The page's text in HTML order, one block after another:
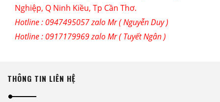
Nghiệp, Q Ninh Kiều, Tp Cần Thơ.
Hotline : 0947495057 zalo Mr ( Nguyễn Duy )
Hotline : 0917179969 zalo Mr ( Tuyết Ngân )
THÔNG TIN LIÊN HỆ